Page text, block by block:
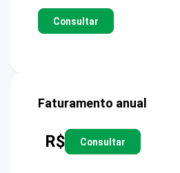
Consultar
Faturamento anual
R$ Consultar